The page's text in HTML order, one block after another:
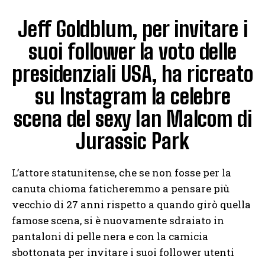
Jeff Goldblum, per invitare i
suoi follower la voto delle
presidenziali USA, ha ricreato
su Instagram la celebre
scena del sexy Ian Malcom di
Jurassic Park
L’attore statunitense, che se non fosse per la
canuta chioma faticheremmo a pensare più
vecchio di 27 anni rispetto a quando girò quella
famose scena, si è nuovamente sdraiato in
pantaloni di pelle nera e con la camicia
sbottonata per invitare i suoi follower utenti